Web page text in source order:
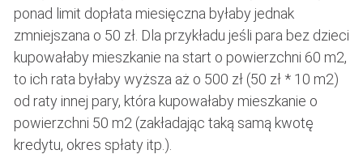
ponad limit dopłata miesięczna byłaby jednak
zmniejszana o 50 zł. Dla przykładu jeśli para bez dzieci
kupowałaby mieszkanie na start o powierzchni 60 m2,
to ich rata byłaby wyższa aż o 500 zł (50 zł * 10 m2)
od raty innej pary, która kupowałaby mieszkanie o
powierzchni 50 m2 (zakładając taką samą kwotę
kredytu, okres spłaty itp.).